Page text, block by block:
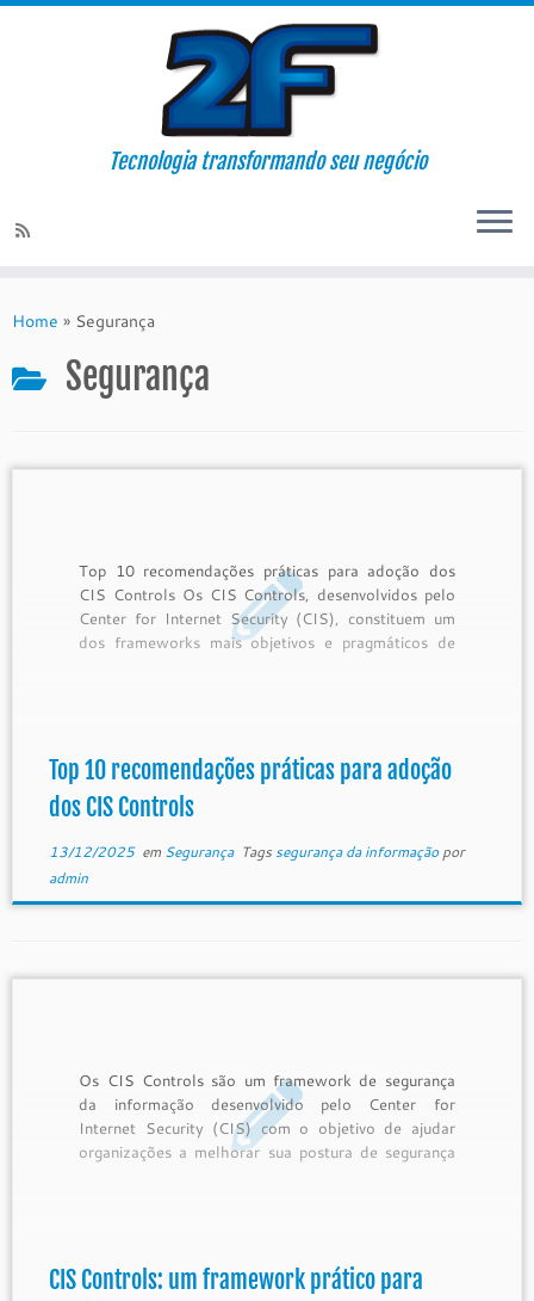
Tecnologia transformando seu negócio
Home » Segurança
Segurança
Top 10 recomendações práticas para adoção dos
CIS Controls Os CIS Controls, desenvolvidos pelo
Center for Internet Security (CIS), constituem um
dos frameworks mais objetivos e pragmáticos de
Top 10 recomendações práticas para adoção
dos CIS Controls
13/12/2025em Segurança Tags segurança da informaçãopor
admin
Os CIS Controls são um framework de segurança
da informação desenvolvido pelo Center for
Internet Security (CIS) com o objetivo de ajudar
organizações a melhorar sua postura de segurança
CIS Controls: um framework prático para